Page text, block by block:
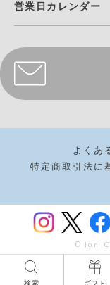
検索 ギフト
営業日カレンダー
よくあ
特定商取引法に
© Iori